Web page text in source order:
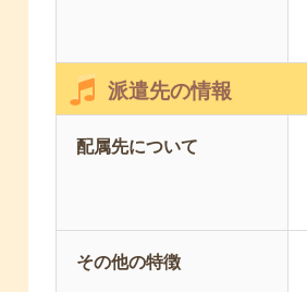
派遣先の情報
配属先について
その他の特徴